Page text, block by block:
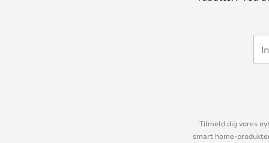
Tilmeld dig vores
smart home-